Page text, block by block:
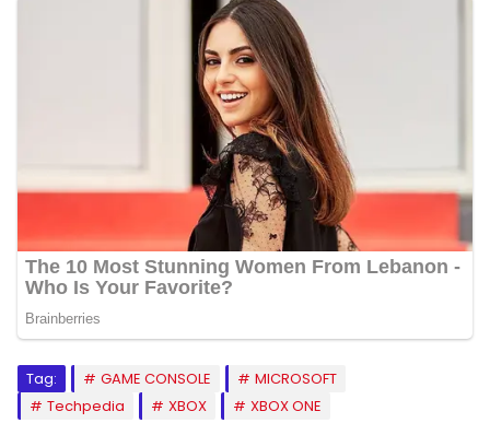
Tag: GAME CONSOLE
MICROSOFT
Techpedia
XBOX XBOX ONE